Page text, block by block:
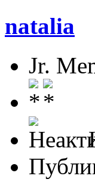
natalia
Jr.